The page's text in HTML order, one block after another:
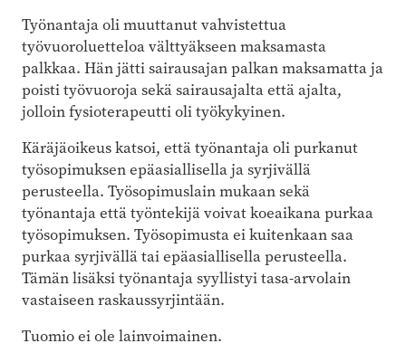
Työnantaja oli muuttanut vahvistettua
työvuoroluetteloa välttyäkseen maksamasta
palkkaa. Hän jätti sairausajan palkan maksamatta ja
poisti työvuoroja sekä sairausajalta että ajalta,
jolloin fysioterapeutti oli työkykyinen.
Käräjäoikeus katsoi, että työnantaja oli purkanut
työsopimuksen epäasiallisella ja syrjivällä
perusteella. Työsopimuslain mukaan sekä
työnantaja että työntekijä voivat koeaikana purkaa
työsopimuksen. Työsopimusta ei kuitenkaan saa
purkaa syrjivällä tai epäasiallisella perusteella.
Tämän lisäksi työnantaja syyllistyi tasa-arvolain
vastaiseen raskaussyrjintään.
Tuomio ei ole lainvoimainen.